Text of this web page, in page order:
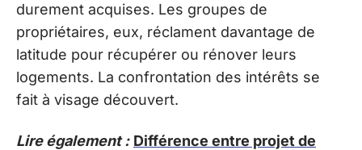
durement acquises. Les groupes de
propriétaires, eux, réclament davantage de
latitude pour récupérer ou rénover leurs
logements. La confrontation des intérêts se
fait à visage découvert.
Lire également : Différence entre projet de